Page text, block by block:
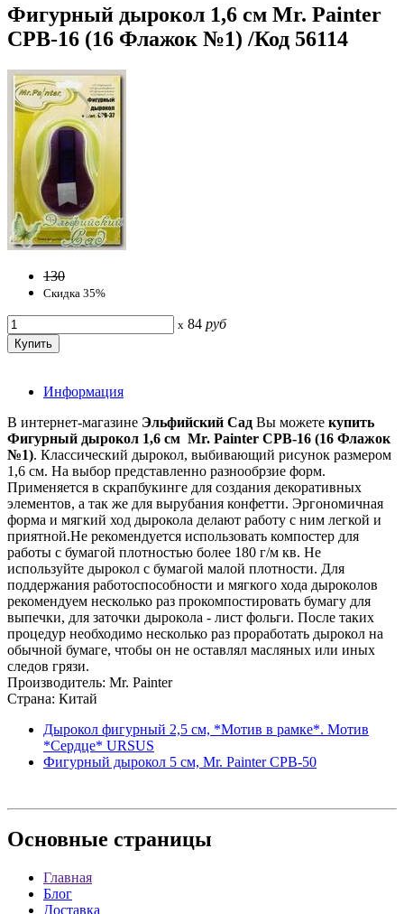
Фигурный дырокол 1,6 см Mr. Painter
CPB-16 (16 Флажок №1) /Код 56114
130
Скидка 35%
x 84 руб
Информация
В интернет-магазине Эльфийский Сад Вы можете купить
Фигурный дырокол 1,6 см Mr. Painter CPB-16 (16 Флажок
№1). Классический дырокол, выбивающий рисунок размером
1,6 см. На выбор представленно разнообрзие форм.
Применяется в скрапбукинге для создания декоративных
элементов, а так же для вырубания конфетти. Эргономичная
форма и мягкий ход дырокола делают работу с ним легкой и
приятной.Не рекомендуется использовать компостер для
работы с бумагой плотностью более 180 г/м кв. Не
используйте дырокол с бумагой малой плотности. Для
поддержания работоспособности и мягкого хода дыроколов
рекомендуем несколько раз прокомпостировать бумагу для
выпечки, для заточки дырокола - лист фольги. После таких
процедур необходимо несколько раз проработать дырокол на
обычной бумаге, чтобы он не оставлял масляных или иных
следов грязи.
Производитель: Mr. Painter
Страна: Китай
Дырокол фигурный 2,5 см, *Мотив в рамке*. Мотив
*Сердце* URSUS
Фигурный дырокол 5 см, Mr. Painter CPB-50
Основные страницы
Главная
Блог
Доставка